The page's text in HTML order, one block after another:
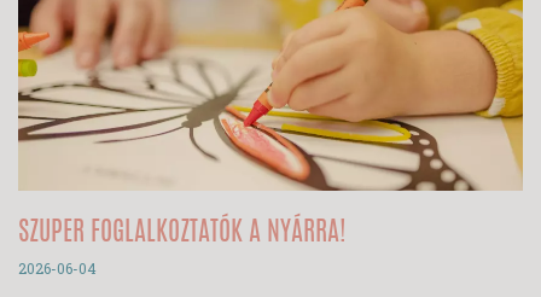
SZUPER FOGLALKOZTATÓK A NYÁRRA!
2026-06-04